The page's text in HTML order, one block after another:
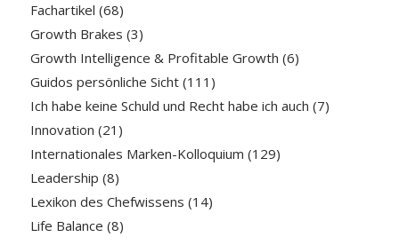
Fachartikel (68)
Growth Brakes (3)
Growth Intelligence & Profitable Growth (6)
Guidos persönliche Sicht(111)
Ich habe keine Schuld und Recht habe ich auch (7)
Innovation (21)
Internationales Marken-Kolloquium (129)
Leadership (8)
Lexikon des Chefwissens (14)
Life Balance (8)